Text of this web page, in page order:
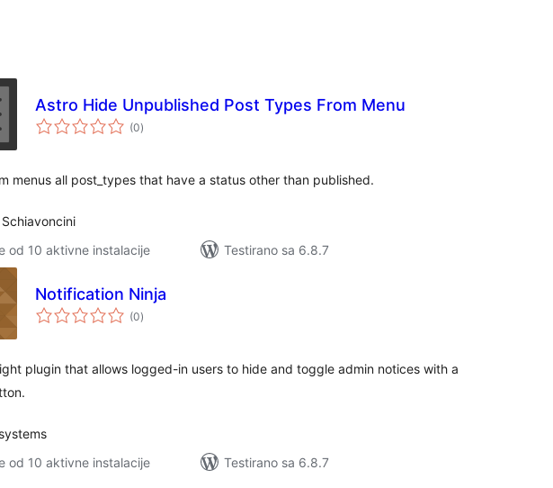
Astro Hide Unpublished Post Types From Menu
(0ukupno
ocjena
)
menus all post_types that have a status other than published.
od 10 aktivne instalacije
Testirano sa 6.8.7
Notification Ninja
(0ukupno
ocjena
)
plugin that allows logged-in users to hide and toggle admin notices with a
od 10 aktivne instalacije
Testirano sa 6.8.7